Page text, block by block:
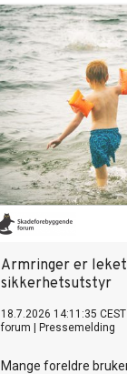
Armringer er
sikkerhetsutstyr
18.7.2026 14:11:35 CEST
forum
Pressemelding
Mange foreldre